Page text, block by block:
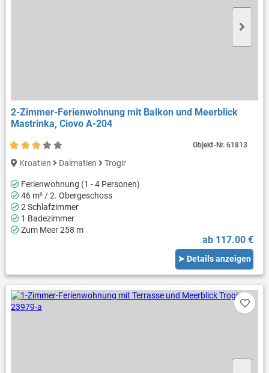
2-Zimmer-Ferienwohnung mit Balkon und Meerblick
Mastrinka, Ciovo A-204
Kroatien Dalmatien Trogir
Ferienwohnung (1 - 4 Personen)
46 m² / 2. Obergeschoss
2 Schlafzimmer
1 Badezimmer
Zum Meer 258 m
ab 117.00 €
➤ Details anzeigen
Objekt-Nr.61813